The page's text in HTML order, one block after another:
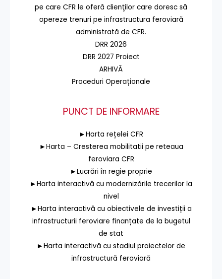
pe care CFR le oferă clienţilor care doresc să
opereze trenuri pe infrastructura feroviară
administrată de CFR.
DRR 2026
DRR 2027 Proiect
ARHIVĂ
Proceduri Operaționale
PUNCT DE INFORMARE
►Harta rețelei CFR
►Harta – Cresterea mobilitatii pe reteaua
feroviara CFR
►Lucrări în regie proprie
►Harta interactivă cu modernizările trecerilor la
nivel
►Harta interactivă cu obiectivele de investiții a
infrastructurii feroviare finanțate de la bugetul
de stat
►Harta interactivă cu stadiul proiectelor de
infrastructură feroviară